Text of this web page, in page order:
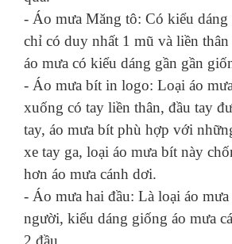
- Áo mưa Măng tô: Có kiểu dáng
chỉ có duy nhất 1 mũ và liền
áo mưa có kiểu dáng gần gần
- Áo mưa bít in logo: Loại áo
xuống có tay liền thân, đầu tay
tay, áo mưa bít phù hợp với
xe tay ga, loại áo mưa bít này
hơn áo mưa cánh dơi.
- Áo mưa hai đầu: Là loại áo
người, kiểu dáng giống áo mưa
2 đầu